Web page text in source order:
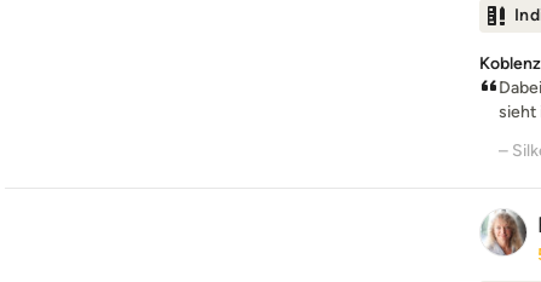
sieht
–